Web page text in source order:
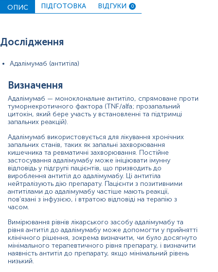
наявність антитіл до препарату, якщо мінімальний рівень
рівня препарату, втратою ефективності препарату,
побічних ефектів. У разі підозри на неефективність
препарату та для кращого визначення клінічної
також рівні антитіл до адалімумабу.
Дозу можна збільшити, якщо немає антитіл проти ліків,
або припинити, якщо у пацієнта виробилися антитіла.
сироватка крові
*Одиниці вимірювання, референтні значення та діапазон
вимірювань можуть змінюватися у відповідності до зміни
тест-систем.
Вранці натщесерце або через 8 години після
останнього прийому їжі, можна пити чисту
негазовану воду.
ОПИС ПІДГОТОВКА ВІДГУКИ 0
Дослідження
Адалімумаб (антитіла)
Визначення
Адалімумаб — моноклональне антитіло, спрямоване проти
туморнекротичного фактора (TNF/аlfa; прозапальний
цитокін, який бере участь у встановленні та підтримці
запальних реакцій).
Адалімумаб використовується для лікування хронічних
запальних станів, таких як запальні захворювання
кишечника та ревматичні захворювання. Постійне
застосування адалімумабу може ініціювати імунну
відповідь у підгрупі пацієнтів, що призводить до
вироблення антитіл до адалімумабу. Ці антитіла
нейтралізують дію препарату. Пацієнти з позитивними
антитілами до адалімумабу частіше мають реакції,
пов’язані з інфузією, і втратою відповіді на терапію з
часом.
Вимірювання рівнів лікарського засобу адалімумабу та
рівня антитіл до адалімумабу може допомогти у прийнятті
клінічного рішення, зокрема визначити, чи було досягнуто
мінімального терапевтичного рівня препарату, і визначити
наявність антитіл до препарату, якщо мінімальний рівень
низький.